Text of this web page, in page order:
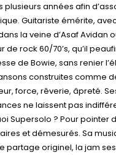
années afin
Guitariste émérite,
la veine d’Asaf Avidan
rock 60/70’s, qu’il
de Bowie, sans renier
construites comme
force, rêverie, âpreté.
ne laissent pas
Supersolo ? Pour pointer
et démesurés. Sa
partage originel, la jam